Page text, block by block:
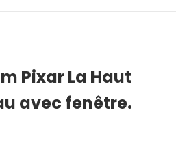
Pixar La Haut
avec fenêtre.